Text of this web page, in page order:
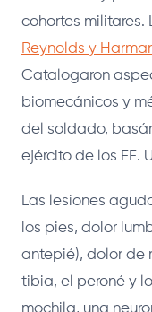
cohortes militares.
Reynolds y
Catalogaron
biomecánicos y
del soldado,
ejército de los EE.
Las lesiones
los pies, dolor
antepié), dolor de
tibia, el peroné y
mochila, una